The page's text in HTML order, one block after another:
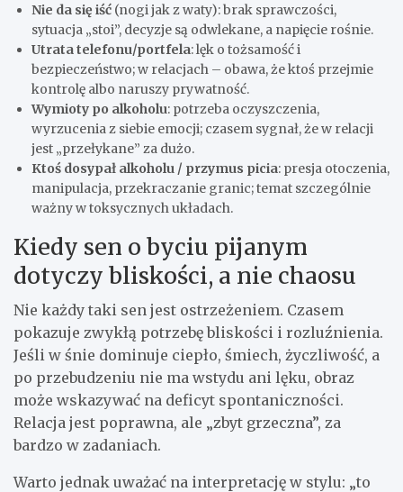
Nie da się iść (nogi jak z waty): brak sprawczości,
sytuacja „stoi”, decyzje są odwlekane, a napięcie rośnie.
Utrata telefonu/portfela: lęk o tożsamość i
bezpieczeństwo; w relacjach – obawa, że ktoś przejmie
kontrolę albo naruszy prywatność.
Wymioty po alkoholu: potrzeba oczyszczenia,
wyrzucenia z siebie emocji; czasem sygnał, że w relacji
jest „przełykane” za dużo.
Ktoś dosypał alkoholu / przymus picia: presja otoczenia,
manipulacja, przekraczanie granic; temat szczególnie
ważny w toksycznych układach.
Kiedy sen o byciu pijanym
dotyczy bliskości, a nie chaosu
Nie każdy taki sen jest ostrzeżeniem. Czasem
pokazuje zwykłą potrzebę bliskości i rozluźnienia.
Jeśli w śnie dominuje ciepło, śmiech, życzliwość, a
po przebudzeniu nie ma wstydu ani lęku, obraz
może wskazywać na deficyt spontaniczności.
Relacja jest poprawna, ale „zbyt grzeczna”, za
bardzo w zadaniach.
Warto jednak uważać na interpretację w stylu: „to